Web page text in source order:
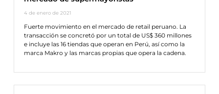
4 de enero de 2021
Fuerte movimiento en el mercado de retail peruano. La
transacción se concretó por un total de US$ 360 millones
e incluye las 16 tiendas que operan en Perú, así como la
marca Makro y las marcas propias que opera la cadena.